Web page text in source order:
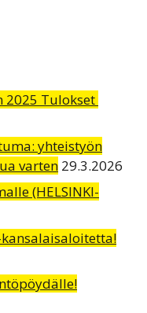
2025 Tulokset
yhteistyön
varten 29.3.2026
(HELSINKI-